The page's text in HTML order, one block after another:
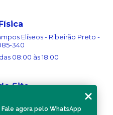
Elíseos - Ribeirão Preto -
340
08:00 às 18:00
Site
nós
Fale agora pelo WhatsApp